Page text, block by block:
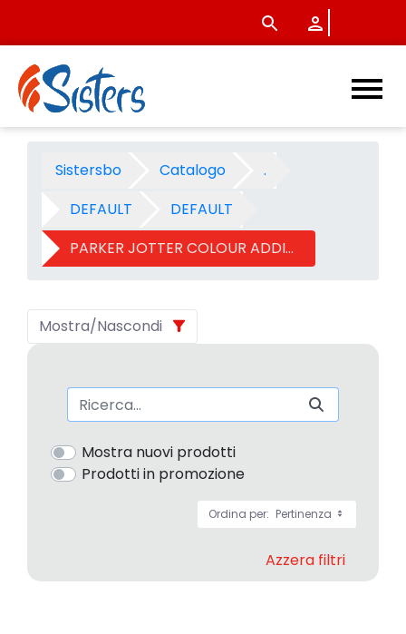
PARKER JOTTER COLOUR
Sistersbo Catalogo
.
DEFAULT
DEFAULT
PARKER JOTTER COLOUR ADDICT
Mostra/Nascondi
Barra di ricerca
Mostra nuovi prodotti
Prodotti in promozione
Ordina per: Pertinenza
Azzera filtri